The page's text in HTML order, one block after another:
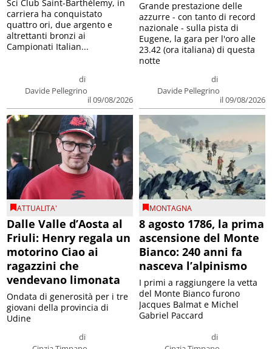
di
Davide Pellegrino
il 09/08/2026
Sci Club Saint-Barthélemy, in
carriera ha conquistato
quattro ori, due argento e
altrettanti bronzi ai
Campionati Italian...
di
Davide Pellegrino
il 09/08/2026
Grande prestazione delle
azzurre - con tanto di record
nazionale - sulla pista di
Eugene, la gara per l'oro alle
23.42 (ora italiana) di questa
notte
ATTUALITA'
Dalle Valle d’Aosta al
Friuli: Henry regala un
motorino Ciao ai
ragazzini che
vendevano limonata
di
Ondata di generosità per i tre
giovani della provincia di
Udine
MONTAGNA
8 agosto 1786, la prima
ascensione del Monte
Bianco: 240 anni fa
nasceva l’alpinismo
di
I primi a raggiungere la vetta
del Monte Bianco furono
Jacques Balmat e Michel
Gabriel Paccard